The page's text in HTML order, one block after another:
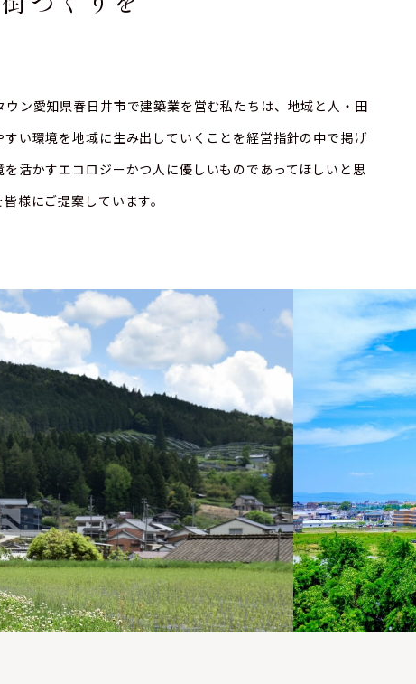
ン愛知県春日井市で建築業を営む私たちは、地域と人・田
い環境を地域に生み出していくことを経営指針の中で掲げ
活かすエコロジーかつ人に優しいものであってほしいと思
様にご提案しています。